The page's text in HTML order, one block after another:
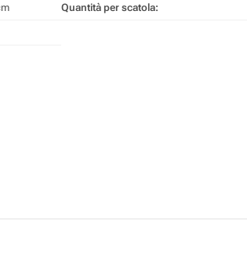
Quantità per scatola: